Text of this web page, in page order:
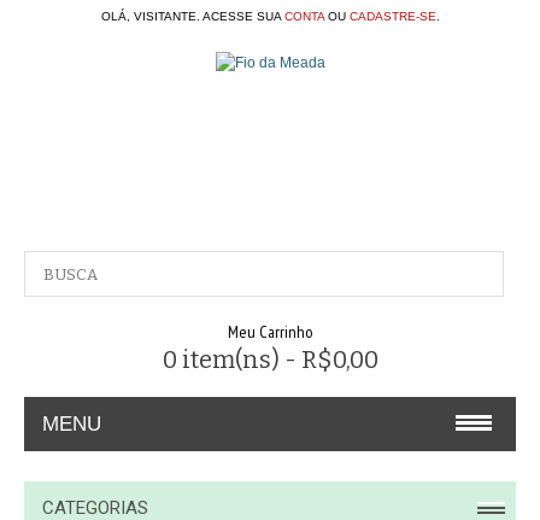
OLÁ, VISITANTE. ACESSE SUA CONTAOU CADASTRE-SE
Meu Carrinho
0 item(ns) - R$0,00
MENU
A EMPRESA
CATEGORIAS